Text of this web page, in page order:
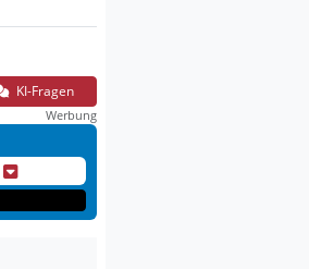
KI-Fragen
Werbung